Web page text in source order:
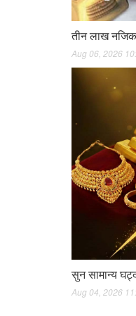
तीन लाख
Aug 06, 2026
सुन सामान्य
Aug 04, 2026